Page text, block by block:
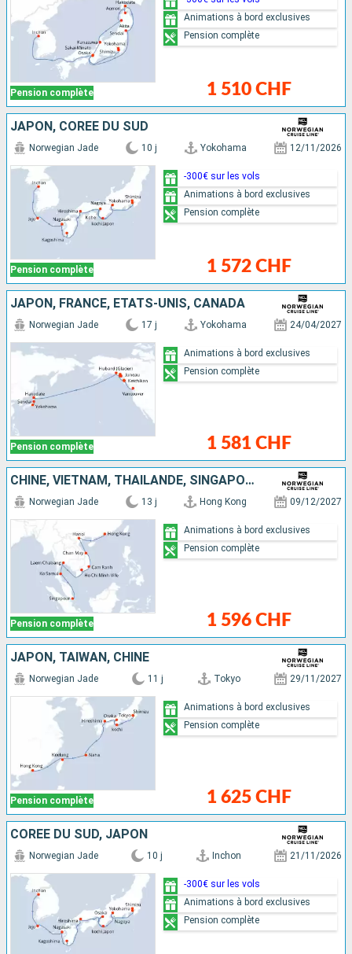
Pension complète 1 510 CHF
Animations à bord exclusives
Pension complète
JAPON, CORÉE DU SUD
Pension complète
Norwegian Jade 10 j Yokohama 12/11/2026
1 572 CHF
-300€ sur les vols
Animations à bord exclusives
Pension complète
JAPON, FRANCE, ÉTATS-UNIS, CANADA
Pension complète
Norwegian Jade 17 j Yokohama 24/04/2027
1 581 CHF
Animations à bord exclusives
Pension complète
CHINE, VIETNAM, THAÏLANDE, SINGAPOUR
Pension complète
Norwegian Jade 13 j Hong Kong 09/12/2027
1 596 CHF
Animations à bord exclusives
Pension complète
JAPON, TAÏWAN, CHINE
Pension complète
Norwegian Jade 11 j Tokyo 29/11/2027
1 625 CHF
Animations à bord exclusives
Pension complète
CORÉE DU SUD, JAPON
Norwegian Jade 10 j Inchon 21/11/2026
-300€ sur les vols
Animations à bord exclusives
Pension complète